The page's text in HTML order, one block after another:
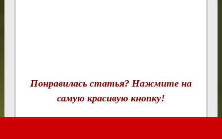
Понравилась статья? Нажмите на
самую красивую кнопку!